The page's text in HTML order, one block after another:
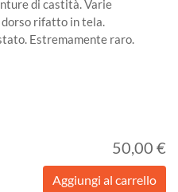
di castità. Varie
rifatto in tela.
Estremamente raro.
50,00 €